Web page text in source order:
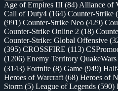
Age of Empires III (84) Alliance of
Call of Duty4 (164) Counter-Strike
(991) Counter-Strike Neo (429)
Counter-Strike Online 2 (18)
Counter-Strike: Global Offensive
(395) CROSSFIRE (113)
(1206) Enemy Territory QuakeWars
(3143) Fortnite (8) Game (949)
Heroes of Warcraft (68) Heroes of
Storm (5) League of Legends (590)